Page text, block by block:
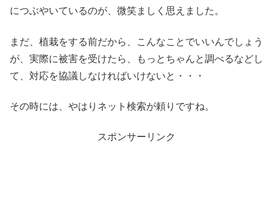
につぶやいているのが、微笑ましく思えました。
まだ、植栽をする前だから、こんなことでいいんでしょう
が、実際に被害を受けたら、もっとちゃんと調べるなどし
て、対応を協議しなければいけないと・・・
その時には、やはりネット検索が頼りですね。
スポンサーリンク